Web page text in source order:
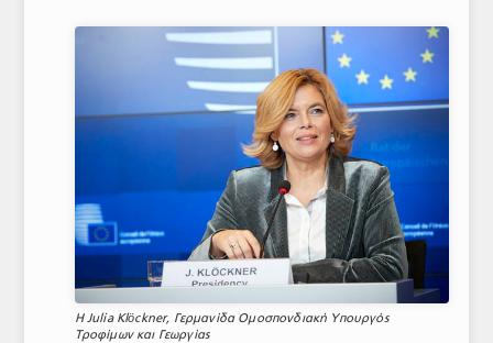
Η Julia Klöckner, Γερμανίδα Ομοσπονδιακή Υπουργός
Τροφίμων και Γεωργίας